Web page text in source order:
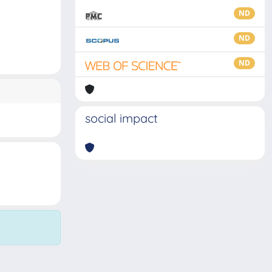
ND
ND
ND
social impact